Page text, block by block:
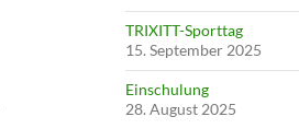
TRIXITT-Sporttag
15. September 2025
Einschulung
28. August 2025